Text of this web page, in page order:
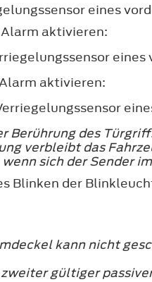
eines
aktivieren:
aktivieren:
Berührung des
verbleibt das
sich der Sender
Blinken der
kann nicht
zweiter gültiger